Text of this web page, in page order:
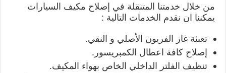
من خلال خدمتنا المتنقلة في إصلاح مكيف السيارات
يمكننا ان نقدم الخدمات التالية :
تعبئة غاز الفريون الأصلي و النقي.
إصلاح كافة اعطال الكمبريسور.
تنظيف الفلتر الداخلي الخاص بهواء المكيف.